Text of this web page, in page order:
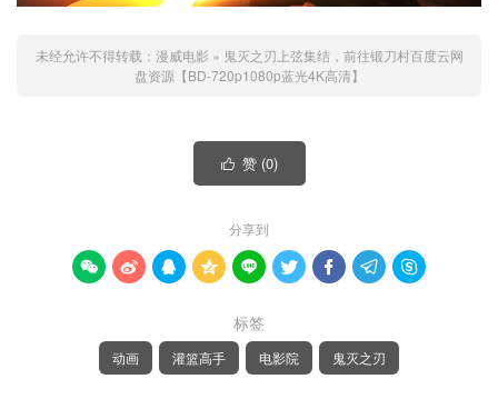
未经允许不得转载： 漫威电影 » 鬼灭之刃上弦集结，前往锻刀村百度云网
盘资源【BD-720p1080p蓝光4K高清】
 赞 (0)
分享到
        
标签
动画 灌篮高手 电影院 鬼灭之刃